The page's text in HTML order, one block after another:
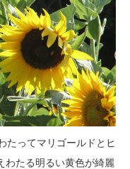
たってマリゴールドとヒ
わたる明るい黄色が綺麗